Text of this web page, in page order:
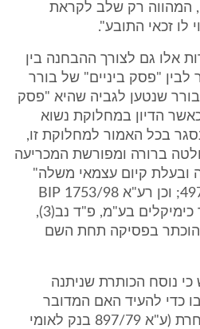
המהווה רק שלב לקראת
לו זכאי התובע".
אלו גם לצורך ההבחנה בין
"פסק ביניים" של בורר
שנטען לגביה שהיא "פסק
הדיון במחלוקת נשוא
בכל האמור למחלוקת זו,
ברורה ומפורשת המכריעה
ובעלת קיום עצמאי משלה"
(פסק-דין ולקו, שם, עמ' 497; וכן רע"א 1753/98 BIP
CHEMICALS LTD נ' ג"ד כימיקלים בע"מ, פ"ד נב(3),
מבחן זה הוכתר בפסיקה תחת השם
כי נוסח הכותרת שניתנה
כדי להעיד האם המדובר
בפסק דין או בהחלטה אחרת (ע"א 897/79 בנק לאומי